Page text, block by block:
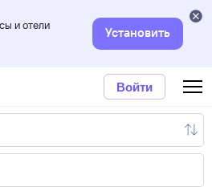
и отели
Установить
Войти